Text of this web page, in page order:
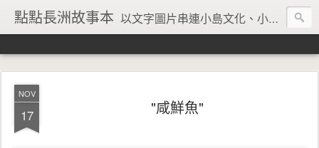
點點長洲故事本 以文字圖片串連小島文化、小島風情、小島回憶
NOV
17 "咸鮮魚"